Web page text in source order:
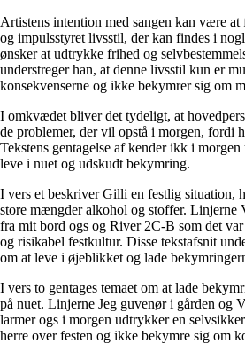
Artistens intention med sangen kan være
og impulsstyret livsstil, der kan findes i
ønsker at udtrykke frihed og
understreger han, at denne livsstil kun er
konsekvenserne og ikke bekymrer sig om
I omkvædet bliver det tydeligt, at
de problemer, der vil opstå i morgen, fordi
Tekstens gentagelse af kender ikk i
leve i nuet og udskudt bekymring.
I vers et beskriver Gilli en festlig situation,
store mængder alkohol og stoffer. Linjerne
fra mit bord ogs og River 2C-B som det
og risikabel festkultur. Disse tekstafsnit
om at leve i øjeblikket og lade
I vers to gentages temaet om at lade
på nuet. Linjerne Jeg guvenør i gården og
larmer ogs i morgen udtrykker en
herre over festen og ikke bekymre sig om